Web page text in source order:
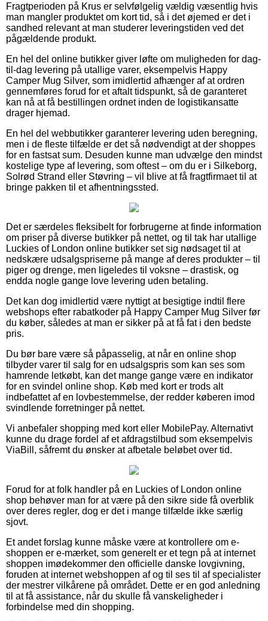
Fragtperioden på Krus er selvfølgelig vældig væsentlig hvis
man mangler produktet om kort tid, så i det øjemed er det i
sandhed relevant at man studerer leveringstiden ved det
pågældende produkt.
En hel del online butikker giver løfte om muligheden for dag-
til-dag levering på utallige varer, eksempelvis Happy
Camper Mug Silver, som imidlertid afhænger af at ordren
gennemføres forud for et aftalt tidspunkt, så de garanteret
kan nå at få bestillingen ordnet inden de logistikansatte
drager hjemad.
En hel del webbutikker garanterer levering uden beregning,
men i de fleste tilfælde er det så nødvendigt at der shoppes
for en fastsat sum. Desuden kunne man udvælge den mindst
kostelige type af levering, som oftest – om du er i Silkeborg,
Solrød Strand eller Støvring – vil blive at få fragtfirmaet til at
bringe pakken til et afhentningssted.
Det er særdeles fleksibelt for forbrugerne at finde information
om priser på diverse butikker på nettet, og til tak har utallige
Luckies of London online butikker set sig nødsaget til at
nedskære udsalgspriserne på mange af deres produkter – til
piger og drenge, men ligeledes til voksne – drastisk, og
endda nogle gange love levering uden betaling.
Det kan dog imidlertid være nyttigt at besigtige indtil flere
webshops efter rabatkoder på Happy Camper Mug Silver før
du køber, således at man er sikker på at få fat i den bedste
pris.
Du bør bare være så påpasselig, at når en online shop
tilbyder varer til salg for en udsalgspris som kan ses som
hamrende letkøbt, kan det mange gange være en indikator
for en svindel online shop. Køb med kort er trods alt
indbefattet af en lovbestemmelse, der redder køberen imod
svindlende forretninger på nettet.
Vi anbefaler shopping med kort eller MobilePay. Alternativt
kunne du drage fordel af et afdragstilbud som eksempelvis
ViaBill, såfremt du ønsker at afbetale beløbet over tid.
Forud for at folk handler på en Luckies of London online
shop behøver man for at være på den sikre side få overblik
over deres regler, dog er det i mange tilfælde ikke særlig
sjovt.
Et andet forslag kunne måske være at kontrollere om e-
shoppen er e-mærket, som generelt er et tegn på at internet
shoppen imødekommer den officielle danske lovgivning,
foruden at internet webshoppen af og til ses til af specialister
der mestrer vilkårene på området. Dette er en god anledning
til at få assistance, når du skulle få vanskeligheder i
forbindelse med din shopping.